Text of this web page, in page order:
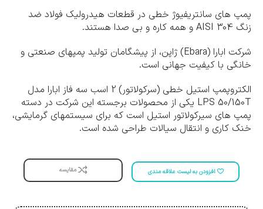
پمپ های سانتریفیوژ خطی در قطعات هیدرولیک فولاد ضد
زنگ AISI 304 و همه کاره و بی صدا هستند.
شرکت ابارا (Ebara) ژاپن، از پیشگامان تولید پمپهای صنعتی و
خانگی با کیفیت جهانی است.
الکتروپمپ استیل خطی (سرکولاتور) 2 اسب سه فاز ابارا مدل
LPS 50/150T یکی از محصولات برجسته این شرکت در دسته
پمپ های سیرکولاتور استیل است که برای سیستمهای گرمایشی،
خنک کاری و انتقال سیالات طراحی شده است.
افزودن به لیست علاقه مندی مقایسه